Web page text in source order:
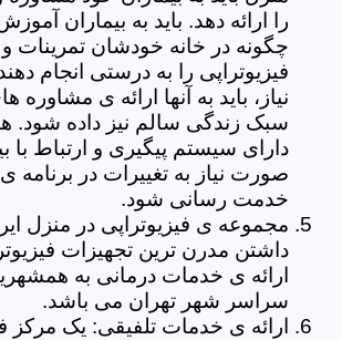
را ارائه دهد. باید به بیماران
چگونه در خانه خودشان تمرینات
فیزیوتراپی را به درستی انجام
نیاز، باید به آنها ارائه ی مشاوره
سبک زندگی سالم نیز داده شود.
دارای سیستم پیگیری و ارتباط با
صورت نیاز به تغییرات در برنامه ی
خدمت رسانی شود.
مجموعه ی فیزیوتراپی در منزل
داشتن مدرن ترین تجهیزات
ارائه ی خدمات درمانی به
سراسر شهر تهران می باشد.
ارائه ی خدمات تلفیقی: یک مرکز